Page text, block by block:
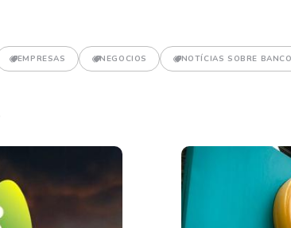
EMPRESAS NEGOCIOS NOTÍCIAS SOBRE